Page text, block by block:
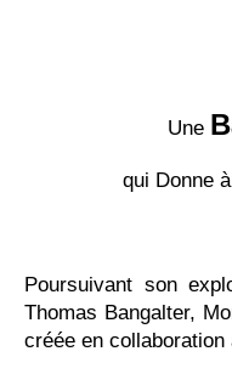
Une
qui Donne
Poursuivant son
Thomas Bangalter,
créée en collaboration